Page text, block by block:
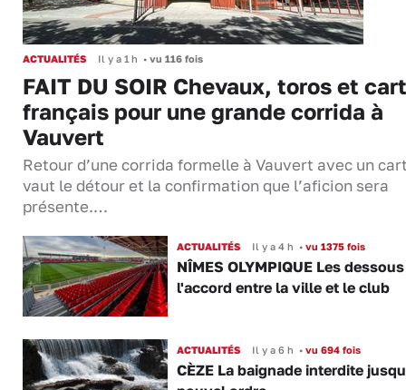
ACTUALITÉS Il y a 1 h • vu 116 fois
FAIT DU SOIR Chevaux, toros et
français pour une grande corrida à
Vauvert
Retour d’une corrida formelle à Vauvert avec un
vaut le détour et la confirmation que l’aficion sera
présente.…
ACTUALITÉS Il y a 4 h •vu 1375 fois
NÎMES OLYMPIQUE Les
l'accord entre la ville et le club
ACTUALITÉS Il y a 6 h •vu 694 fois
CÈZE La baignade interdite